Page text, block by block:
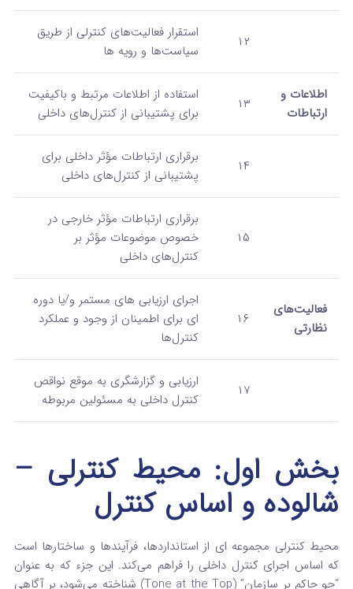
۱۲
استقرار فعالیت‌های کنترلی از طریق
سیاست‌ها و رویه‌ ها
اطلاعات و
ارتباطات
۱۳
استفاده از اطلاعات مرتبط و باکیفیت
برای پشتیبانی از کنترل‌های داخلی
۱۴
برقراری ارتباطات مؤثر داخلی برای
پشتیبانی از کنترل‌های داخلی
۱۵
برقراری ارتباطات مؤثر خارجی در
خصوص موضوعات مؤثر بر
کنترل‌های داخلی
فعالیت‌های
نظارتی
۱۶
اجرای ارزیابی‌ های مستمر و/یا دوره‌
ای برای اطمینان از وجود و عملکرد
کنترل‌ها
۱۷
ارزیابی و گزارشگری به‌ موقع نواقص
کنترل داخلی به مسئولین مربوطه
بخش اول: محیط کنترلی –
شالوده و اساس کنترل
محیط کنترلی مجموعه‌ ای از استانداردها، فرآیندها و ساختارها است
که اساس اجرای کنترل داخلی را فراهم می‌کند. این جزء که به عنوان
“جو حاکم بر سازمان” (Tone at the Top) شناخته می‌شود، بر آگاهی